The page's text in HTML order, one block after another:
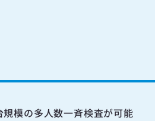
規模の多人数一斉検査が可能